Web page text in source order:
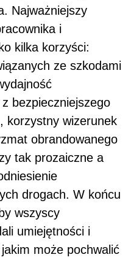
Najważniejszy
i
kilka korzyści:
ze szkodami
bezpieczniejszego
korzystny wizerunek
obrandowanego
tak prozaiczne a
drogach. W końcu
wszyscy
umiejętności i
może pochwalić